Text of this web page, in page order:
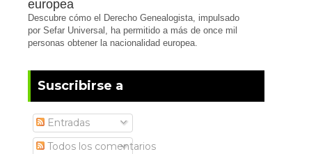
europea
Descubre cómo el Derecho Genealogista, impulsado
por Sefar Universal, ha permitido a más de once mil
personas obtener la nacionalidad europea.
Suscribirse a
Entradas
Todos los comentarios